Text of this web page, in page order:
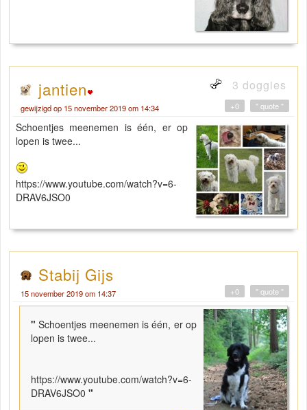
jantien 3 doggies
gewijzigd op 15 november 2019 om 14:34 " quote "
+0
Schoentjes meenemen is één, er op
lopen is twee...
https://www.youtube.com/watch?v=6-
DRAV6JSO0
Stabij Gijs
15 november 2019 om 14:37 " quote "
+0
"Schoentjes meenemen is één, er op
lopen is twee...
https://www.youtube.com/watch?v=6-
DRAV6JSO0 "